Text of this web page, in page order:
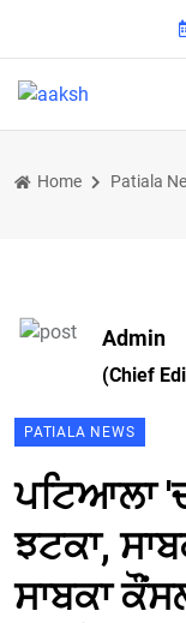
Home Patiala
Admin
(Chief
PATIALA NEWS
ਪਟਿਆਲਾ
ਝਟਕਾ,
ਸਾਬਕਾ